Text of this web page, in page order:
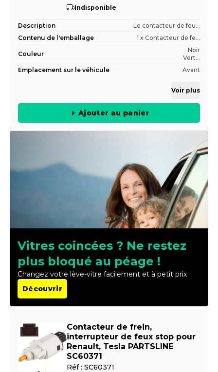
Indisponible
Description
Le contacteur de feu...
Contenu de l'emballage
1 x Contacteur de fe...
Couleur
Noir
Vert...
Emplacement sur le véhicule
Avant
Voir plus
Ajouter au panier
Vitres coincées ? Ne restez
plus bloqué au péage !
Changez votre lève-vitre facilement et à petit prix
Découvrir
Contacteur de frein,
interrupteur de feux stop pour
Renault, Tesla PARTSLINE
SC60371
Réf : SC60371